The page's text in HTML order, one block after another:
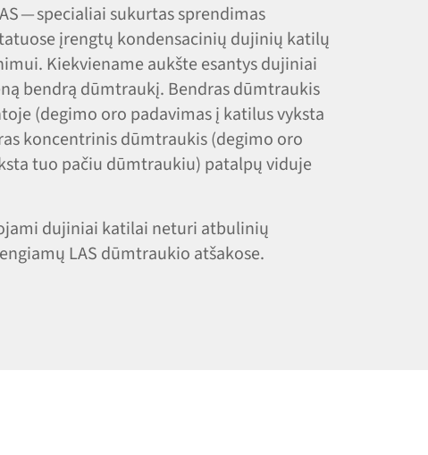
— specialiai sukurtas sprendimas
įrengtų kondensacinių dujinių katilų
Kiekviename aukšte esantys dujiniai
bendrą dūmtraukį. Bendras dūmtraukis
(degimo oro padavimas į katilus vyksta
koncentrinis dūmtraukis (degimo oro
tuo pačiu dūmtraukiu) patalpų viduje
dujiniai katilai neturi atbulinių
LAS dūmtraukio atšakose.